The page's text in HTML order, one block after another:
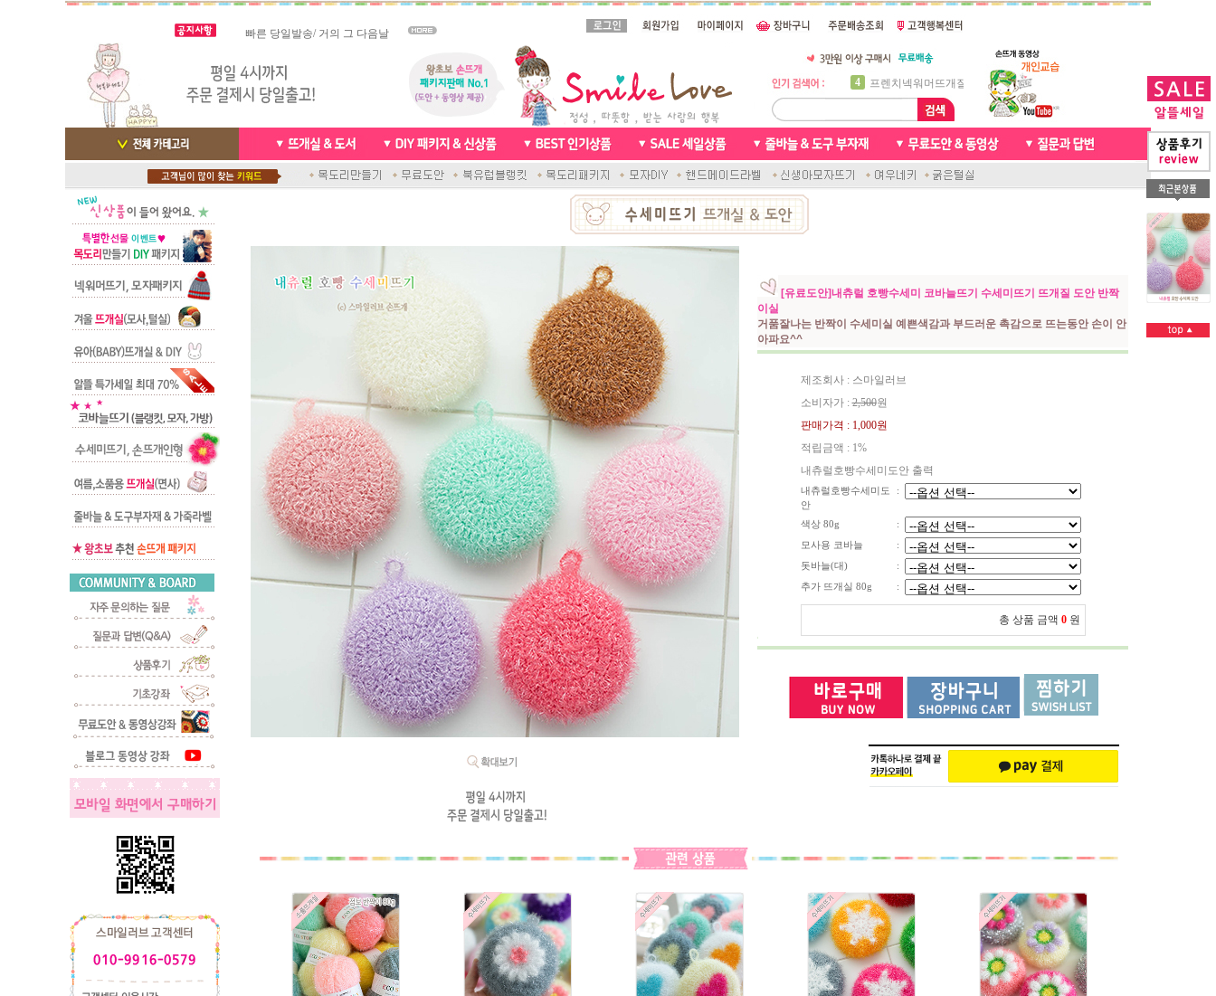
실시간 결
빠른 당일발송/ 거의 그 다음날
5
비니방울모자 동영상
6
꽈배기목도리
7
천연가죽 핸드메이드라벨
8
신생아모자뜨기
10
손뜨개인형
1
자라무늬 목도리뜨기
[유료도안]내츄럴 호빵수세미 코바늘뜨기 수세미뜨기 뜨개질 도안 반짝
이실
거품잘나는 반짝이 수세미실 예쁜색감과 부드러운 촉감으로 뜨는동안 손이 안
아파요^^
제조회사 : 스마일러브
소비자가 :2,500원
판매가격 : 1,000원
적립금액 : 1%
내츄럴호빵수세미도안 출력
내츄럴호빵수세미도
안
:
색상 80g
:
모사용 코바늘
:
돗바늘(대)
:
추가 뜨개실 80g
:
총 상품 금액 0 원